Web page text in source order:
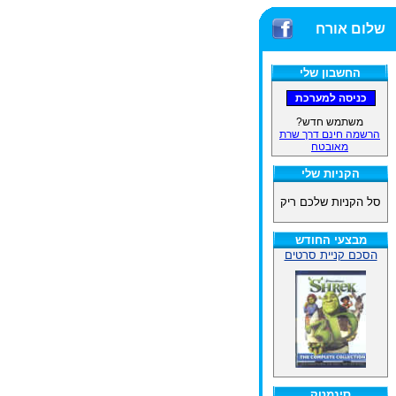
שלום אורח
החשבון שלי
משתמש חדש?
הרשמה חינם דרך שרת
מאובטח
הקניות שלי
סל הקניות שלכם ריק
מבצעי החודש
הסכם קניית סרטים